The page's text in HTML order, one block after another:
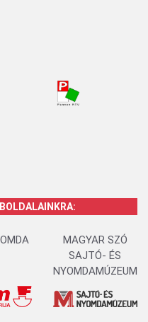
MAGYAR SZÓ
SAJTÓ- ÉS
NYOMDAMÚZEUM